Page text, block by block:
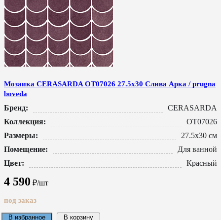
Мозаика CERASARDA ОТ07026 27.5x30 Слива Арка / prugna
boveda
Бренд:
CERASARDA
Коллекция:
ОТ07026
Размеры:
27.5x30 см
Помещение:
Для ванной
Цвет:
Красный
4 590 ₽/шт
под заказ
В избранное В корзину